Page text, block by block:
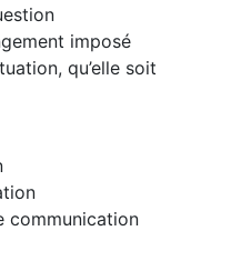
imposé
qu’elle soit
communication